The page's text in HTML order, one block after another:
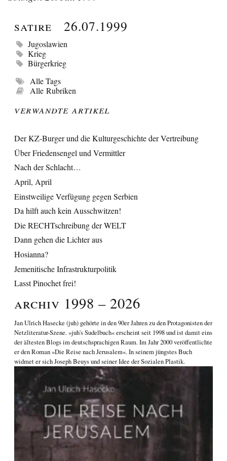
Satire 26.07.1999
Jugoslawien
Krieg
Bürgerkrieg
Alle Tags
Alle Rubriken
Verwandte Artikel
Der KZ-Burger und die Kulturgeschichte der Vertreibung
Über Friedensengel und Vermittler
Nach der Schlacht…
April, April
Einstweilige Verfügung gegen Serbien
Da hilft auch kein Ausschwitzen!
Die RECHTschreibung der WELT
Dann gehen die Lichter aus
Hosianna?
Jemenitische Infrastrukturpolitik
Lasst Pinochet frei!
Archiv 1998 – 2026
Jan Ulrich Hasecke (juh) gehörte in den 90er Jahren zu den Protagonisten der
Netzliteratur-Szene. »juh's Sudelbuch« erscheint seit 1998 und ist damit eins
der ältesten Blogs im deutschsprachigen Raum. Im Jahr 2000 veröffentlichte
er den Roman»Die Reise nach Jerusalem«. In seinem jüngstes Buch
widmet er sichJoseph Beuys und seiner Idee der Sozialen Plastik.